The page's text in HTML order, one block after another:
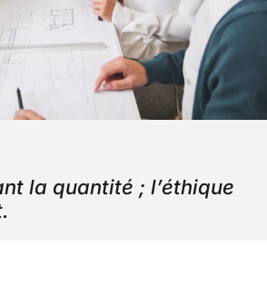
la quantité ; l’éthique